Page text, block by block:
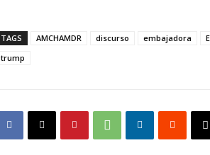
TAGS AMCHAMDR discurso embajadora
trump